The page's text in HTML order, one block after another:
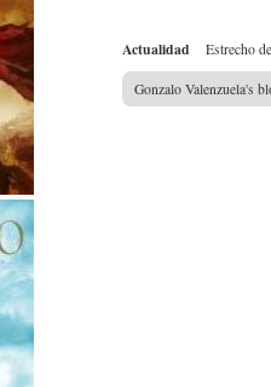
Actualidad Estrecho
Gonzalo Valenzuela's